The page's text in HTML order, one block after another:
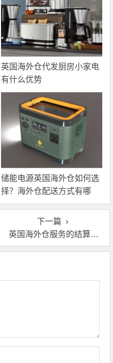
英国海外仓代发厨房小家电
有什么优势
储能电源英国海外仓如何选
择？海外仓配送方式有哪
些？
下一篇
英国海外仓服务的结算方式和注意事项